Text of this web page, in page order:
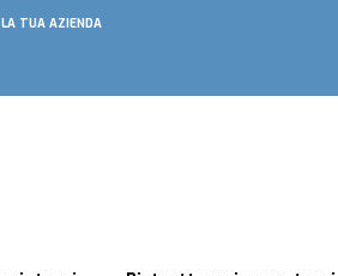
TUA AZIENDA